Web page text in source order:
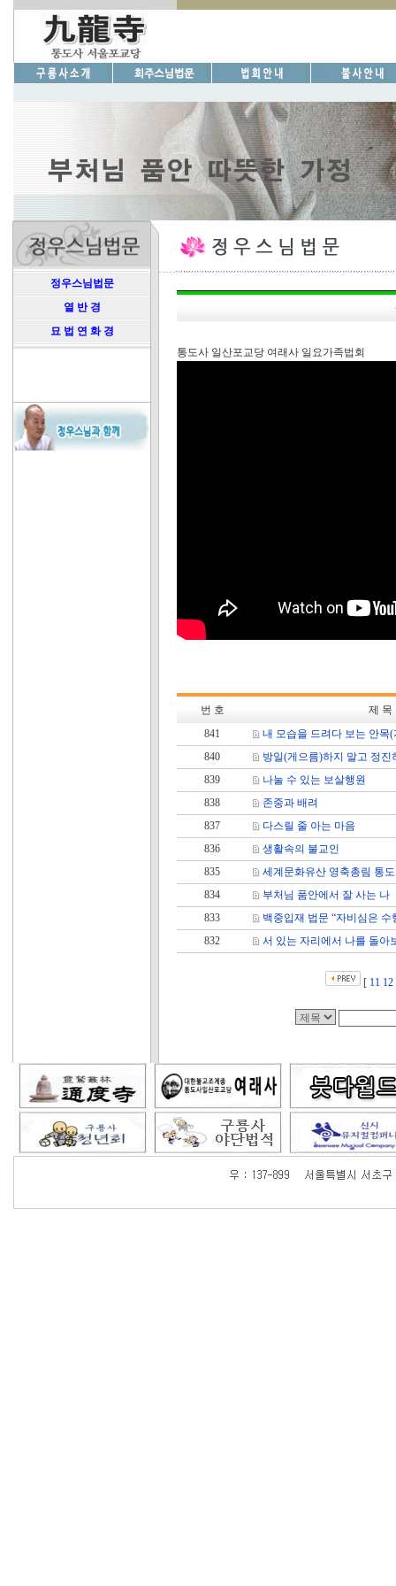
정우스님법문
열 반 경
묘 법 연 화 경
통도사 일산포교당 여래사 일요가족법회
번 호
제 목
841
내 모습을 드려다 보는 안목(
840
방일(게으름)하지 말고 정진
839
나눌 수 있는 보살행원
838
존중과 배려
837
다스릴 줄 아는 마음
836
생활속의 불교인
835
세계문화유산 영축총림 통
834
부처님 품안에서 잘 사는 나
833
백중입재 법문 “자비심은 수
832
서 있는 자리에서 나를 돌아
[ 11 12